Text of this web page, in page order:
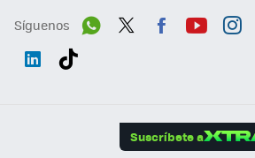
Síguenos
Suscríbete a